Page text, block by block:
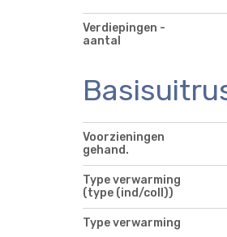
Verdiepingen -
aantal
Voorzieningen
gehand.
Type verwarming
(type (ind/coll))
Type verwarming